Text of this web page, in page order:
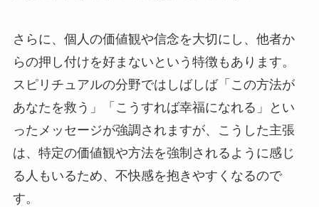
さらに、個人の価値観や信念を大切にし、他者か
らの押し付けを好まないという特徴もあります。
スピリチュアルの分野ではしばしば「この方法が
あなたを救う」「こうすれば幸福になれる」とい
ったメッセージが強調されますが、こうした主張
は、特定の価値観や方法を強制されるように感じ
る人もいるため、不快感を抱きやすくなるので
す。